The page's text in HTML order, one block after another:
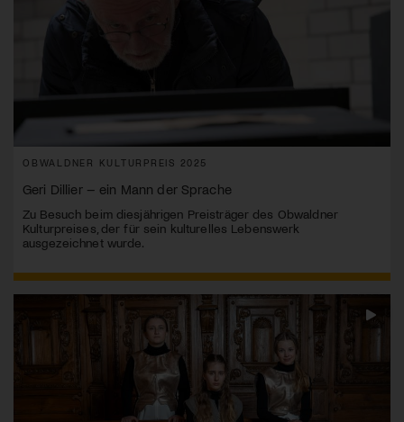
OBWALDNER KULTURPREIS 2025
Geri Dillier – ein Mann der Sprache
Zu Besuch beim diesjährigen Preisträger des Obwaldner
Kulturpreises, der für sein kulturelles Lebenswerk
ausgezeichnet wurde.